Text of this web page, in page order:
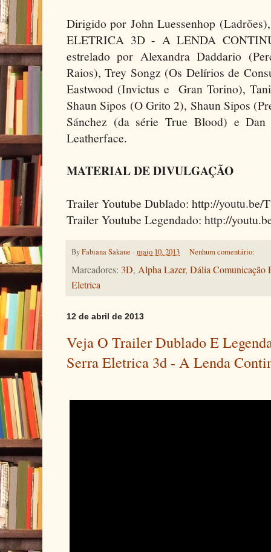
Dirigido por John Luessenhop
ELETRICA 3D - A LENDA
estrelado por Alexandra Daddario
Raios), Trey Songz (Os Delírios de
Eastwood (Invictus e Gran Torino),
Shaun Sipos (O Grito 2), Shaun Sipos
Sánchez (da série True Blood) e
Leatherface.
MATERIAL DE DIVULGAÇÃO
Trailer Youtube Dublado: http://
Trailer Youtube Legendado: http://
ByFabiana Sakaue -maio 10, 2013 Nenhum comentário:
Marcadores: 3D, Alpha Lazer, Dália Comunicação
Eletrica
12 de abril de 2013
Veja O Trailer Dublado E
Serra Eletrica 3d - A Lenda